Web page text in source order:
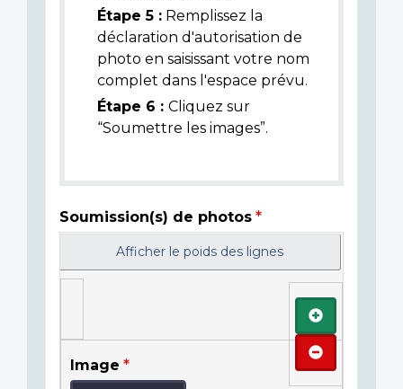
Étape 5 : Remplissez la
déclaration d'autorisation de
photo en saisissant votre nom
complet dans l'espace prévu.
Étape 6 : Cliquez sur
“Soumettre les images”.
Soumission(s) de photos
Afficher le poids des lignes
Image
Ajouter
Retirer